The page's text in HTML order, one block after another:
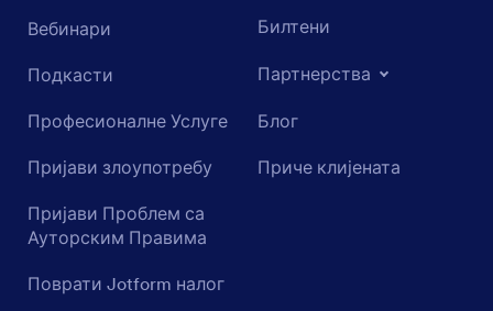
Вебинари
Подкасти
Професионалне Услуге
Пријави злоупотребу
Пријави Проблем са
Ауторским Правима
Поврати Jotform налог
Билтени
Партнерства
Блог
Приче клијената